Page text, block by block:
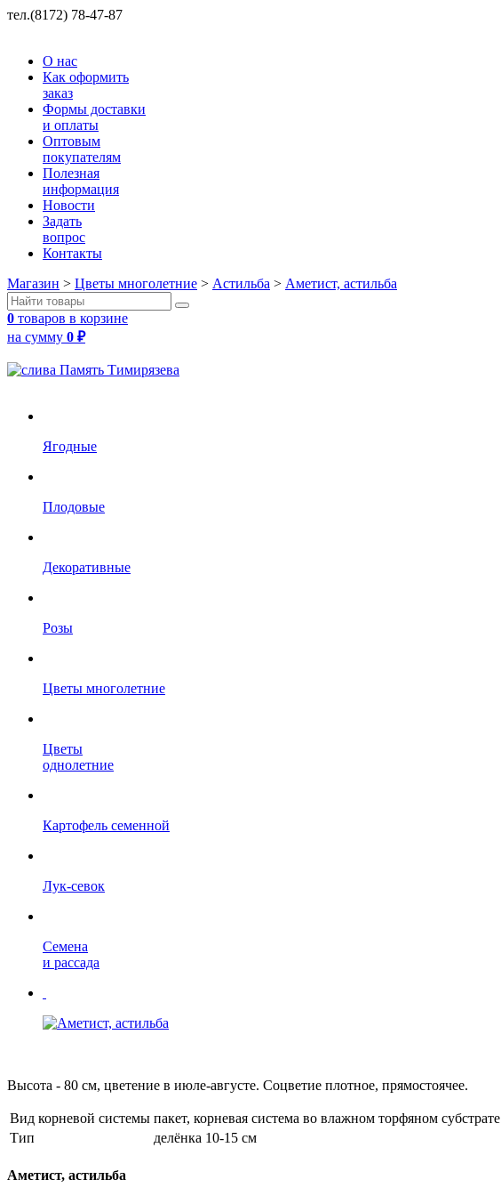
тел.(8172) 78-47-87
О нас
Как оформить
заказ
Формы доставки
и оплаты
Оптовым
покупателям
Полезная
информация
Новости
Задать
вопрос
Контакты
Магазин > Цветы многолетние > Астильба > Аметист, астильба
0 товаров в корзине
на сумму 0 ₽
Ягодные
Плодовые
Декоративные
Розы
Цветы многолетние
Цветы
однолетние
Картофель семенной
Лук-севок
Семена
и рассада
Высота - 80 см, цветение в июле-августе. Соцветие плотное, прямостоячее.
Вид корневой системы пакет, корневая система во влажном торфяном субстрате
Тип
делёнка 10-15 см
Аметист, астильба